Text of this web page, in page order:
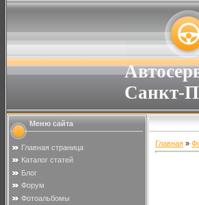
Санкт-
Меню сайта
Главная страница
Каталог статей
Блог
Форум
Фотоальбомы
Главная »